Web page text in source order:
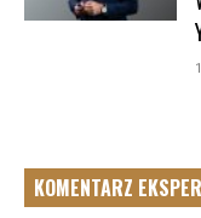
KOMENTARZ